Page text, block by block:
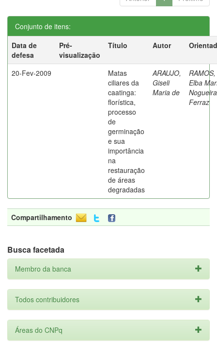
Conjunto de itens:
Data de
defesa
Pré-
visualização
Título Autor
20-Fev-2009
Matas
ciliares da
caatinga:
florística,
processo
de
germinação
e sua
importância
na
restauração
de áreas
degradadas
ARAUJO,
Giseli
Maria de
RAMOS,
Elba
Nogueira
Ferraz
Compartilhamento
Busca facetada
Membro da banca
Todos contribuidores
Áreas do CNPq